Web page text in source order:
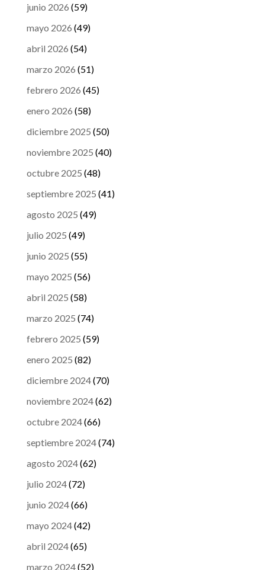
junio 2026 (59)
mayo 2026 (49)
abril 2026 (54)
marzo 2026 (51)
febrero 2026 (45)
enero 2026 (58)
diciembre 2025 (50)
noviembre 2025 (40)
octubre 2025 (48)
septiembre 2025 (41)
agosto 2025 (49)
julio 2025 (49)
junio 2025 (55)
mayo 2025 (56)
abril 2025 (58)
marzo 2025 (74)
febrero 2025 (59)
enero 2025 (82)
diciembre 2024(70)
noviembre 2024(62)
octubre 2024(66)
septiembre 2024(74)
agosto 2024(62)
julio 2024(72)
junio 2024(66)
mayo 2024(42)
abril 2024(65)
marzo 2024(52)